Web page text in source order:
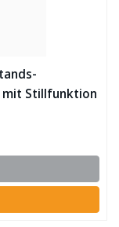
mit Stillfunktion